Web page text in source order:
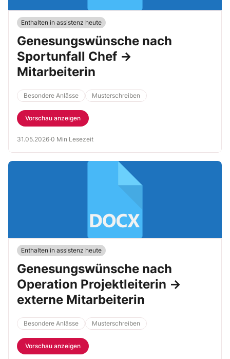
Enthalten in assistenz heute
Genesungswünsche nach
Sportunfall Chef →
Mitarbeiterin
Besondere Anlässe Musterschreiben
Vorschau anzeigen
31.05.2026·0 Min Lesezeit
Enthalten in assistenz heute
Genesungswünsche nach
Operation Projektleiterin →
externe Mitarbeiterin
Besondere Anlässe Musterschreiben
Vorschau anzeigen